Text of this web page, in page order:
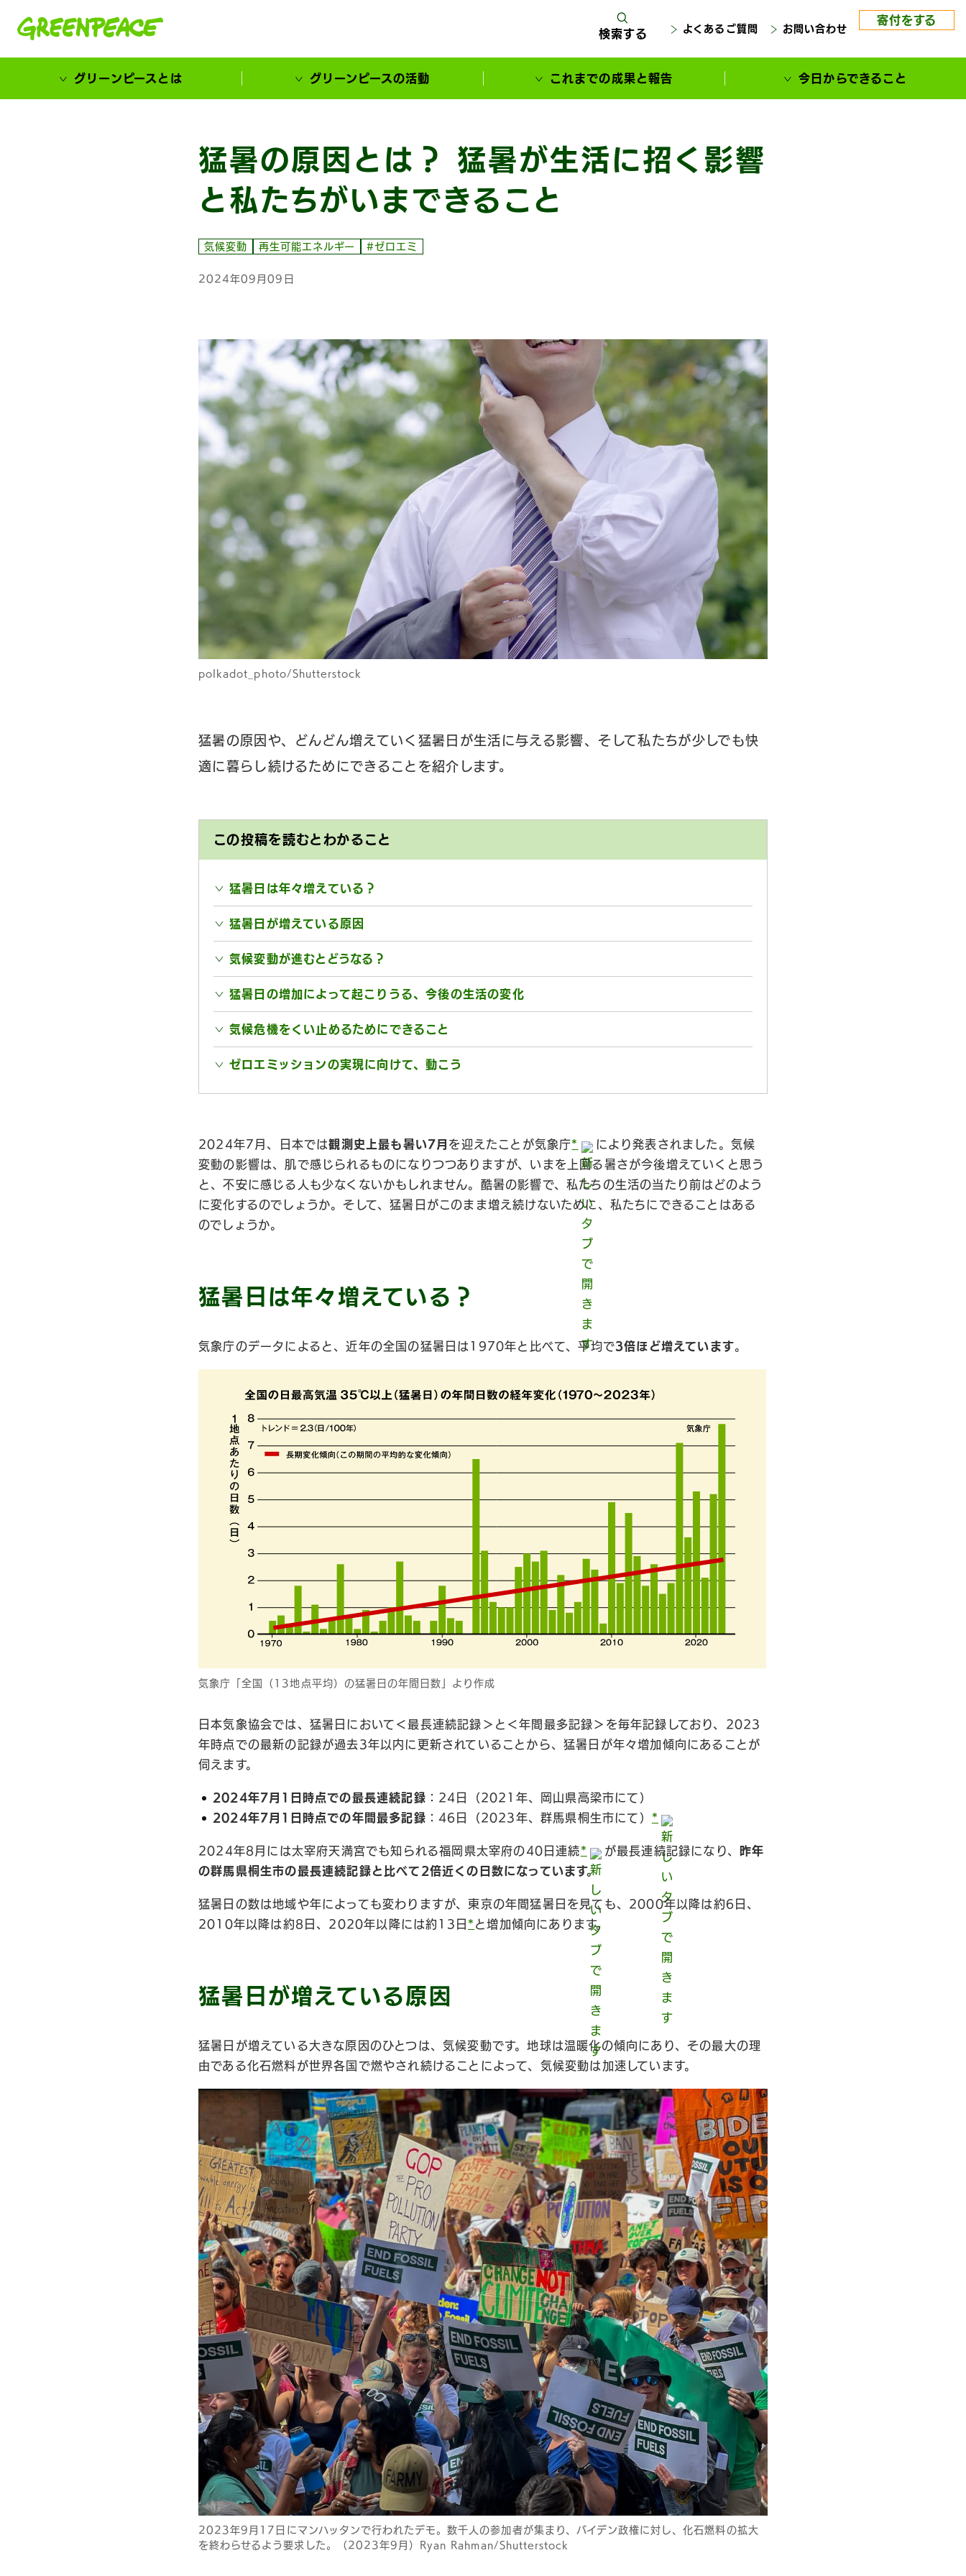
検索する よくあるご質問 お問い合わせ
寄付をする
グリーンピースとは グリーンピースの活動 これまでの成果と報告 今日からできること
猛暑の原因とは？ 猛暑が生活に招く影響
と私たちがいまできること
気候変動 再生可能エネルギー #ゼロエミ
2024年09月09日
polkadot_photo/Shutterstock
猛暑の原因や、どんどん増えていく猛暑日が生活に与える影響、そして私たちが少しでも快
適に暮らし続けるためにできることを紹介します。
この投稿を読むとわかること
猛暑日は年々増えている？
猛暑日が増えている原因
気候変動が進むとどうなる？
猛暑日の増加によって起こりうる、今後の生活の変化
気候危機をくい止めるためにできること
ゼロエミッションの実現に向けて、動こう
2024年7月、日本では観測史上最も暑い7月 を迎えたことが気象庁*
により発表されました。気候
変動の影響は、肌で感じられるものになりつつありますが、いまを上回る暑さが今後増えていくと思う
と、不安に感じる人も少なくないかもしれません。酷暑の影響で、私たちの生活の当たり前はどのよう
に変化するのでしょうか。そして、猛暑日がこのまま増え続けないために、私たちにできることはある
のでしょうか。
猛暑日は年々増えている？
気象庁のデータによると、近年の全国の猛暑日は1970年と比べて、平均で3倍ほど増えています。
気象庁「全国（13地点平均）の猛暑日の年間日数」より作成
日本気象協会では、猛暑日において＜最長連続記録＞と＜年間最多記録＞を毎年記録しており、2023
年時点での最新の記録が過去3年以内に更新されていることから、猛暑日が年々増加傾向にあることが
伺えます。
2024年7月1日時点での最長連続記録 ：24日（2021年、岡山県高梁市にて）
2024年7月1日時点での年間最多記録 ：46日（2023年、群馬県桐生市にて） *
2024年8月には太宰府天満宮でも知られる福岡県太宰府の40日連続* が最長連続記録になり、
昨年
の群馬県桐生市の最長連続記録と比べて2倍近くの日数になっています。
猛暑日の数は地域や年によっても変わりますが、東京の年間猛暑日を見ても、2000年以降は約6日、
2010年以降は約8日、2020年以降には約13日 * と増加傾向にあります。
猛暑日が増えている原因
猛暑日が増えている大きな原因のひとつは、気候変動です。地球は温暖化の傾向にあり、その最大の理
由である化石燃料が世界各国で燃やされ続けることによって、気候変動は加速しています。
2023年9月17日にマンハッタンで行われたデモ。数千人の参加者が集まり、バイデン政権に対し、化石燃料の拡大
を終わらせるよう要求した。（2023年9月）Ryan Rahman/Shutterstock